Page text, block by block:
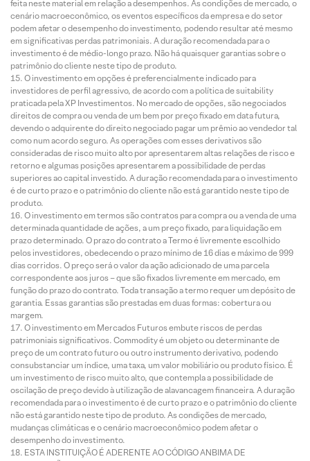
feita neste material em relação a desempenhos. As condições de mercado, o
cenário macroeconômico, os eventos específicos da empresa e do setor
podem afetar o desempenho do investimento, podendo resultar até mesmo
em significativas perdas patrimoniais. A duração recomendada para o
investimento é de médio-longo prazo. Não há quaisquer garantias sobre o
patrimônio do cliente neste tipo de produto.
O investimento em opções é preferencialmente indicado para
investidores de perfil agressivo, de acordo com a política de suitability
praticada pela XP Investimentos. No mercado de opções, são negociados
direitos de compra ou venda de um bem por preço fixado em data futura,
devendo o adquirente do direito negociado pagar um prêmio ao vendedor tal
como num acordo seguro. As operações com esses derivativos são
consideradas de risco muito alto por apresentarem altas relações de risco e
retorno e algumas posições apresentarem a possibilidade de perdas
superiores ao capital investido. A duração recomendada para o investimento
é de curto prazo e o patrimônio do cliente não está garantido neste tipo de
produto.
O investimento em termos são contratos para compra ou a venda de uma
determinada quantidade de ações, a um preço fixado, para liquidação em
prazo determinado. O prazo do contrato a Termo é livremente escolhido
pelos investidores, obedecendo o prazo mínimo de 16 dias e máximo de 999
dias corridos. O preço será o valor da ação adicionado de uma parcela
correspondente aos juros – que são fixados livremente em mercado, em
função do prazo do contrato. Toda transação a termo requer um depósito de
garantia. Essas garantias são prestadas em duas formas: cobertura ou
margem.
O investimento em Mercados Futuros embute riscos de perdas
patrimoniais significativos. Commodity é um objeto ou determinante de
preço de um contrato futuro ou outro instrumento derivativo, podendo
consubstanciar um índice, uma taxa, um valor mobiliário ou produto físico. É
um investimento de risco muito alto, que contempla a possibilidade de
oscilação de preço devido à utilização de alavancagem financeira. A duração
recomendada para o investimento é de curto prazo e o patrimônio do cliente
não está garantido neste tipo de produto. As condições de mercado,
mudanças climáticas e o cenário macroeconômico podem afetar o
desempenho do investimento.
ESTA INSTITUIÇÃO É ADERENTE AO CÓDIGO ANBIMA DE